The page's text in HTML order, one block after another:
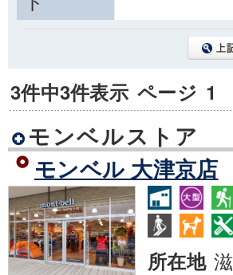
3件中3件表示 ページ 1
モンベルストア
モンベル 大津京店
所在地